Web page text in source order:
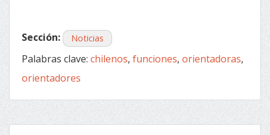
Sección: Noticias
Palabras clave: chilenos, funciones, orientadoras,
orientadores